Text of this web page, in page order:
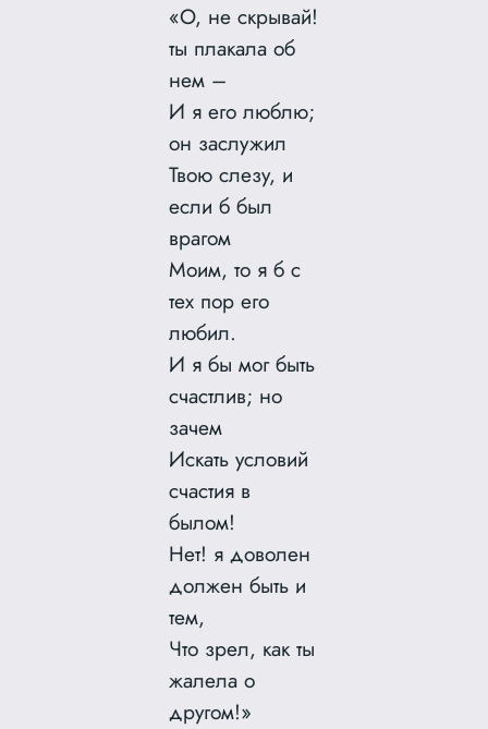
«О, не скрывай!
ты плакала об
нем –
И я его люблю;
он заслужил
Твою слезу, и
если б был
врагом
Моим, то я б с
тех пор его
любил.
И я бы мог быть
счастлив; но
зачем
Искать условий
счастия в
былом!
Нет! я доволен
должен быть и
тем,
Что зрел, как ты
жалела о
другом!»